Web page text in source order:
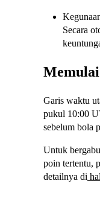
Secara
Garis waktu
pukul 10:00
sebelum bola
Untuk
poin tertentu,
detailnya di